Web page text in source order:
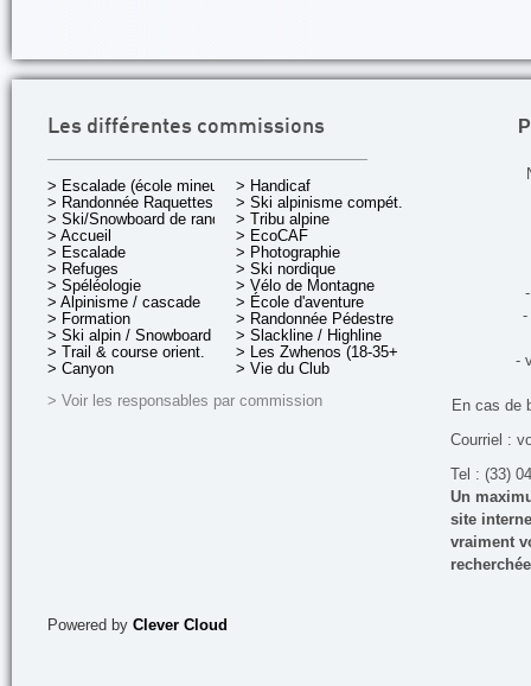
Les différentes commissions
> Escalade (école mineurs)
> Randonnée Raquettes
> Ski/Snowboard de rando.
> Accueil
> Escalade
> Refuges
> Spéléologie
> Alpinisme / cascade
> Formation
> Ski alpin / Snowboard
> Trail & course orient.
> Canyon
> Handicaf
> Ski alpinisme compét.
> Tribu alpine
> EcoCAF
> Photographie
> Ski nordique
> Vélo de Montagne
> École d'aventure
> Randonnée Pédestre
> Slackline / Highline
> Les Zwhenos (18-35+ ans)
> Vie du Club
> Voir les responsables par commission
-
-
En cas de
Courriel :
Tel : (33)
Un
site
vraiment
Powered by Clever Cloud